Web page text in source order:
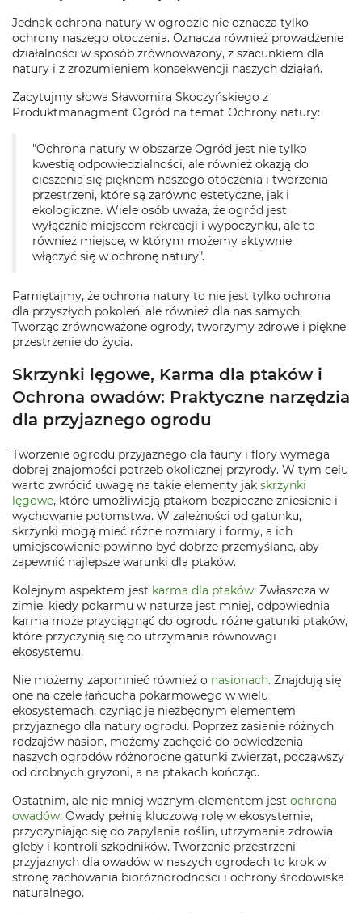
Jednak ochrona natury w ogrodzie nie oznacza tylko
ochrony naszego otoczenia. Oznacza również prowadzenie
działalności w sposób zrównoważony, z szacunkiem dla
natury i z zrozumieniem konsekwencji naszych działań.
Zacytujmy słowa Sławomira Skoczyńskiego z
Produktmanagment Ogród na temat Ochrony natury:
"Ochrona natury w obszarze Ogród jest nie tylko
kwestią odpowiedzialności, ale również okazją do
cieszenia się pięknem naszego otoczenia i tworzenia
przestrzeni, które są zarówno estetyczne, jak i
ekologiczne. Wiele osób uważa, że ogród jest
wyłącznie miejscem rekreacji i wypoczynku, ale to
również miejsce, w którym możemy aktywnie
włączyć się w ochronę natury".
Pamiętajmy, że ochrona natury to nie jest tylko ochrona
dla przyszłych pokoleń, ale również dla nas samych.
Tworząc zrównoważone ogrody, tworzymy zdrowe i piękne
przestrzenie do życia.
Skrzynki lęgowe, Karma dla ptaków i
Ochrona owadów: Praktyczne narzędzia
dla przyjaznego ogrodu
Tworzenie ogrodu przyjaznego dla fauny i flory wymaga
dobrej znajomości potrzeb okolicznej przyrody. W tym celu
warto zwrócić uwagę na takie elementy jak skrzynki
lęgowe, które umożliwiają ptakom bezpieczne zniesienie i
wychowanie potomstwa. W zależności od gatunku,
skrzynki mogą mieć różne rozmiary i formy, a ich
umiejscowienie powinno być dobrze przemyślane, aby
zapewnić najlepsze warunki dla ptaków.
Kolejnym aspektem jest karma dla ptaków. Zwłaszcza w
zimie, kiedy pokarmu w naturze jest mniej, odpowiednia
karma może przyciągnąć do ogrodu różne gatunki ptaków,
które przyczynią się do utrzymania równowagi
ekosystemu.
Nie możemy zapomnieć również o nasionach. Znajdują się
one na czele łańcucha pokarmowego w wielu
ekosystemach, czyniąc je niezbędnym elementem
przyjaznego dla natury ogrodu. Poprzez zasianie różnych
rodzajów nasion, możemy zachęcić do odwiedzenia
naszych ogrodów różnorodne gatunki zwierząt, począwszy
od drobnych gryzoni, a na ptakach kończąc.
Ostatnim, ale nie mniej ważnym elementem jest ochrona
owadów. Owady pełnią kluczową rolę w ekosystemie,
przyczyniając się do zapylania roślin, utrzymania zdrowia
gleby i kontroli szkodników. Tworzenie przestrzeni
przyjaznych dla owadów w naszych ogrodach to krok w
stronę zachowania bioróżnorodności i ochrony środowiska
naturalnego.